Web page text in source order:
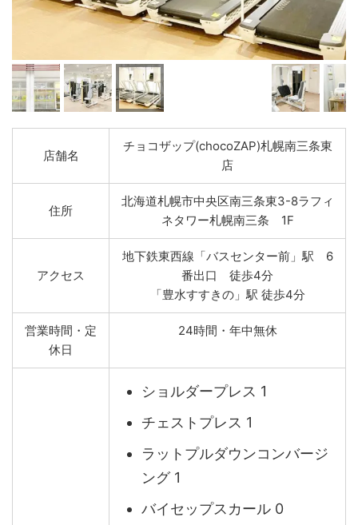
店舗名
チョコザップ(chocoZAP)札幌南三条東
店
住所
北海道札幌市中央区南三条東3-8ラフィ
ネタワー札幌南三条 1F
アクセス
地下鉄東西線「バスセンター前」駅 6
番出口 徒歩4分
「豊水すすきの」駅 徒歩4分
営業時間・定
休日
24時間・年中無休
ショルダープレス 1
チェストプレス 1
ラットプルダウンコンバージ
ング 1
バイセップスカール 0